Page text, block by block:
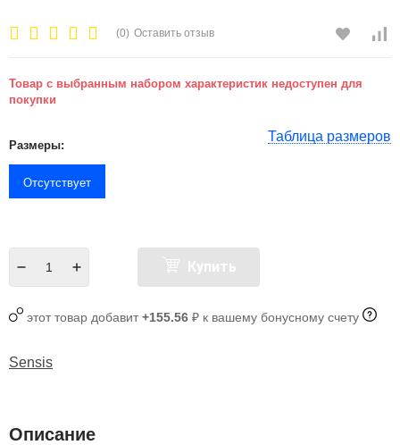
(0) Оставить отзыв
Товар с выбранным набором характеристик недоступен для
покупки
Таблица размеров
Размеры:
Отсутствует
Купить
этот товар добавит+155.56 ₽ к вашему бонусному счету
Sensis
Описание